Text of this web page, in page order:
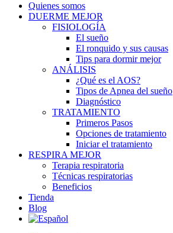
Quienes somos
DUERME MEJOR
FISIOLOGÍA
El sueño
El ronquido y sus causas
Tips para dormir mejor
ANÁLISIS
¿Qué es el AOS?
Tipos de Apnea del sueño
Diagnóstico
TRATAMIENTO
Primeros Pasos
Opciones de tratamiento
Iniciar el tratamiento
RESPIRA MEJOR
Terapia respiratoria
Técnicas respiratorias
Beneficios
Tienda
Blog